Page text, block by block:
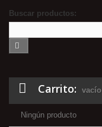
Buscar productos:
Carrito: vacío
Ningún producto